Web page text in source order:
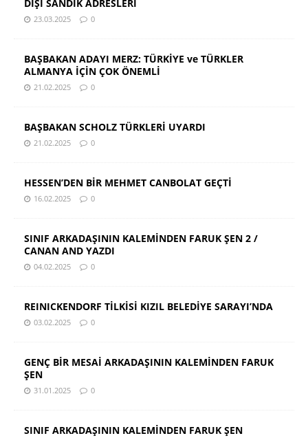
DIŞI SANDIK ADRESLERİ
23.03.2025 0
BAŞBAKAN ADAYI MERZ: TÜRKİYE ve TÜRKLER
ALMANYA İÇİN ÇOK ÖNEMLİ
21.02.2025 0
BAŞBAKAN SCHOLZ TÜRKLERİ UYARDI
21.02.2025 0
HESSEN’DEN BİR MEHMET CANBOLAT GEÇTİ
16.02.2025 0
SINIF ARKADAŞININ KALEMİNDEN FARUK ŞEN 2 /
CANAN AND YAZDI
04.02.2025 0
REINICKENDORF TİLKİSİ KIZIL BELEDİYE SARAYI’NDA
03.02.2025 0
GENÇ BİR MESAİ ARKADAŞININ KALEMİNDEN FARUK
ŞEN
31.01.2025 0
SINIF ARKADAŞININ KALEMİNDEN FARUK ŞEN